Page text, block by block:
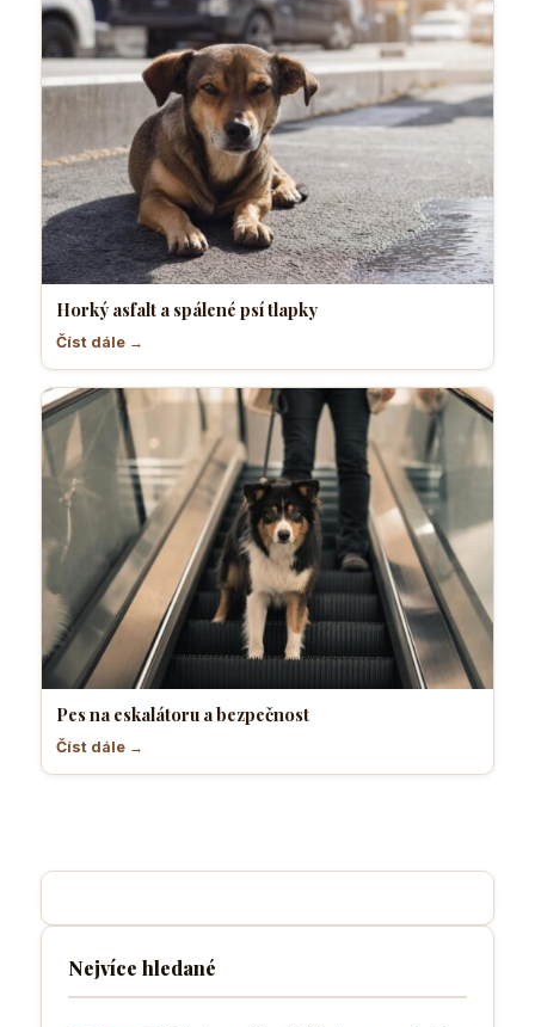
Horký asfalt a spálené psí tlapky
Číst dále →
Pes na eskalátoru a bezpečnost
Číst dále →
Nejvíce hledané